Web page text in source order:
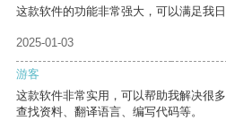
这款软件的功能非常强大，可以满足我日
2025-01-03
游客
这款软件非常实用，可以帮助我解决很
查找资料、翻译语言、编写代码等。